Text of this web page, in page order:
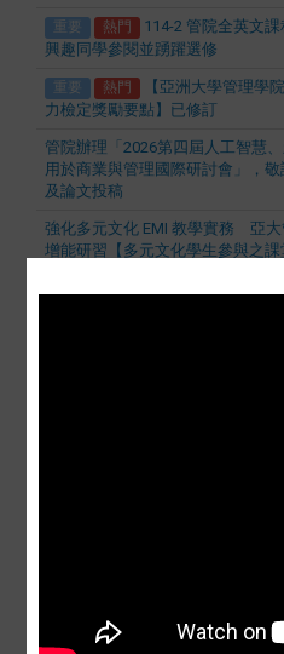
重要 熱門
114-2 管院全英文
興趣同學參閱並踴躍選修
重要 熱門
【亞洲大學管理學
力檢定獎勵要點】已修訂
管院辦理「2026第四屆人工智慧
用於商業與管理國際研討會」，
及論文投稿
強化多元文化 EMI 教學實務 亞大
增能研習【多元文化學生參與之課